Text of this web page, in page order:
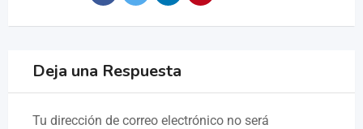
Deja una Respuesta
Tu dirección de correo electrónico no será